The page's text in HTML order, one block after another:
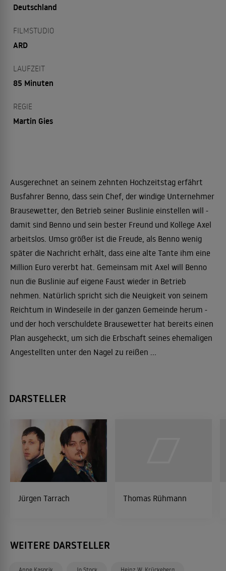
Deutschland
FILMSTUDIO
ARD
LAUFZEIT
85 Minuten
REGIE
Martin Gies
Ausgerechnet an seinem zehnten Hochzeitstag erfährt
Busfahrer Benno, dass sein Chef, der windige Unternehmer
Brausewetter, den Betrieb seiner Buslinie einstellen will -
damit sind Benno und sein bester Freund und Kollege Axel
arbeitslos. Umso größer ist die Freude, als Benno wenig
später die Nachricht erhält, dass eine alte Tante ihm eine
Million Euro vererbt hat. Gemeinsam mit Axel will Benno
nun die Buslinie auf eigene Faust wieder in Betrieb
nehmen. Natürlich spricht sich die Neuigkeit von seinem
Reichtum in Windeseile in der ganzen Gemeinde herum -
und der hoch verschuldete Brausewetter hat bereits einen
Plan ausgeheckt, um sich die Erbschaft seines ehemaligen
Angestellten unter den Nagel zu reißen ...
DARSTELLER
Jürgen Tarrach Thomas Rühmann
WEITERE DARSTELLER